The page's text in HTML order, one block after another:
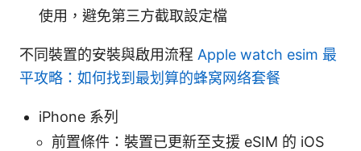
使用，避免第三方截取設定檔
不同裝置的安裝與啟用流程 Apple watch esim 最
平攻略：如何找到最划算的蜂窝网络套餐
iPhone 系列
前置條件：裝置已更新至支援 eSIM 的 iOS